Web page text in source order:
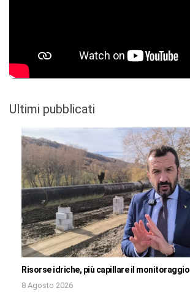
Ultimi pubblicati
Risorse idriche, più capillare il monitoraggio
8 Agosto 2026